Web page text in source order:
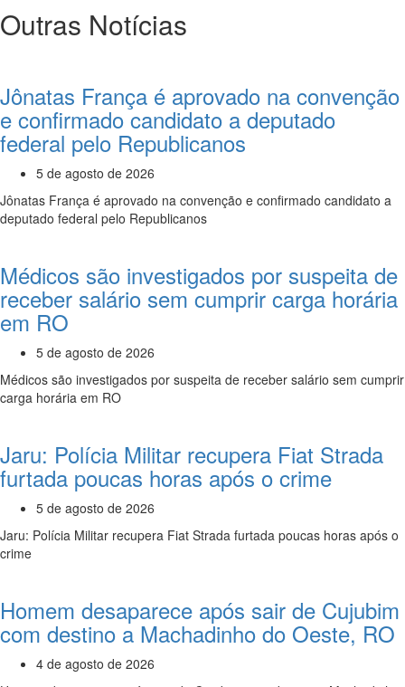
Outras Notícias
Jônatas França é aprovado na convenção
e confirmado candidato a deputado
federal pelo Republicanos
5 de agosto de 2026
Jônatas França é aprovado na convenção e confirmado candidato a
deputado federal pelo Republicanos
Médicos são investigados por suspeita de
receber salário sem cumprir carga horária
em RO
5 de agosto de 2026
Médicos são investigados por suspeita de receber salário sem cumprir
carga horária em RO
Jaru: Polícia Militar recupera Fiat Strada
furtada poucas horas após o crime
5 de agosto de 2026
Jaru: Polícia Militar recupera Fiat Strada furtada poucas horas após o
crime
Homem desaparece após sair de Cujubim
com destino a Machadinho do Oeste, RO
4 de agosto de 2026